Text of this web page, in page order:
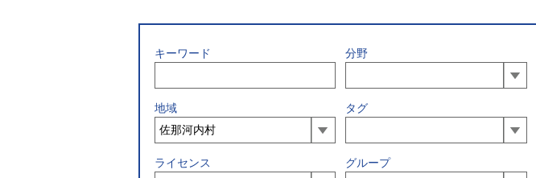
キーワード 分野
地域 タグ
ライセンス グループ